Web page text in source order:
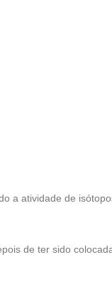
a atividade de
de ter sido